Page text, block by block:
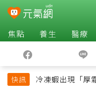
焦點 養生 醫療
快訊
冷凍蝦出現「厚